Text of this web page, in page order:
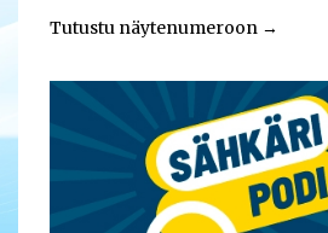
Tutustu näytenumeroon→